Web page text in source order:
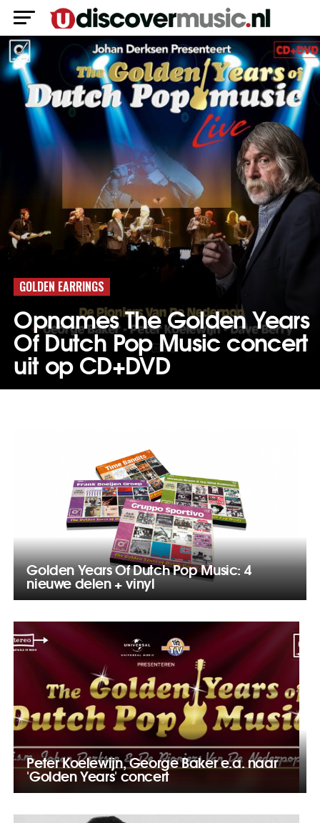
GOLDEN EARRINGS
Opnames The Golden Years
Of Dutch Pop Music concert
uit op CD+DVD
Golden Years Of Dutch Pop Music: 4
nieuwe delen + vinyl
Peter Koelewijn, George Baker e.a. naar
'Golden Years' concert